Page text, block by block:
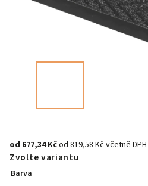
od 677,34 Kčod 819,58 Kčvčetně DPH
Zvolte variantu
Barva